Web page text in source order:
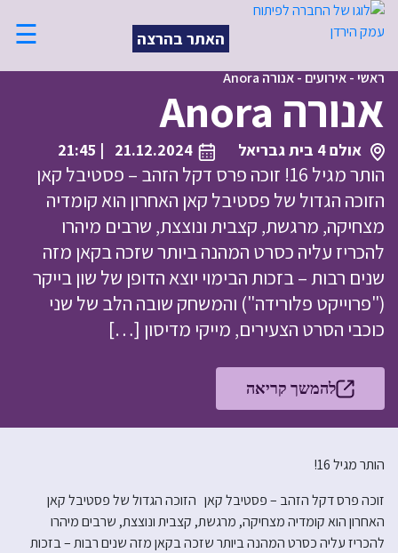
האתר בהרצה ☰
ראשי-אירועים -אנורה Anora
אנורה Anora
אולם 4 בית גבריאל 21.12.2024
| 21:45
הותר מגיל 16! זוכה פרס דקל הזהב – פסטיבל קאן
הזוכה הגדול של פסטיבל קאן האחרון הוא קומדיה
מצחיקה, מרגשת, קצבית ונוצצת, שרבים מיהרו
להכריז עליה כסרט המהנה ביותר שזכה בקאן מזה
שנים רבות – בזכות הבימוי יוצא הדופן של שון בייקר
("פרוייקט פלורידה") והמשחק שובה הלב של שני
כוכבי הסרט הצעירים, מייקי מדיסון […]
להמשך קריאה
הותר מגיל 16!
זוכה פרס דקל הזהב – פסטיבל קאן הזוכה הגדול של פסטיבל קאן
האחרון הוא קומדיה מצחיקה, מרגשת, קצבית ונוצצת, שרבים מיהרו
להכריז עליה כסרט המהנה ביותר שזכה בקאן מזה שנים רבות – בזכות